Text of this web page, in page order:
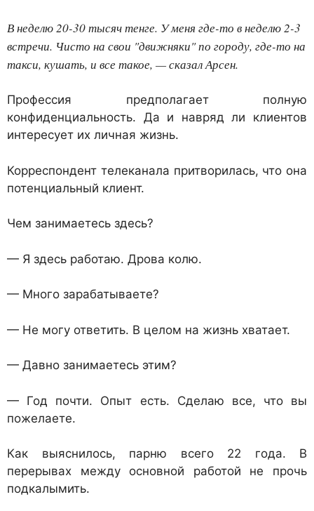
В неделю 20-30 тысяч тенге. У меня где-то в неделю 2-3
встречи. Чисто на свои "движняки" по городу, где-то на
такси, кушать, и все такое, — сказал Арсен.
Профессия предполагает полную
конфиденциальность. Да и навряд ли клиентов
интересует их личная жизнь.
Корреспондент телеканала притворилась, что она
потенциальный клиент.
Чем занимаетесь здесь?
— Я здесь работаю. Дрова колю.
— Много зарабатываете?
— Не могу ответить. В целом на жизнь хватает.
— Давно занимаетесь этим?
— Год почти. Опыт есть. Сделаю все, что вы
пожелаете.
Как выяснилось, парню всего 22 года. В
перерывах между основной работой не прочь
подкалымить.